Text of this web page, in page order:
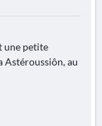
une petite
au